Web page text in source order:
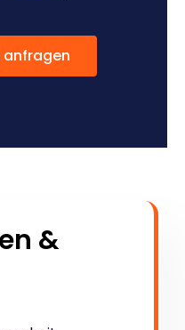
anfragen
&